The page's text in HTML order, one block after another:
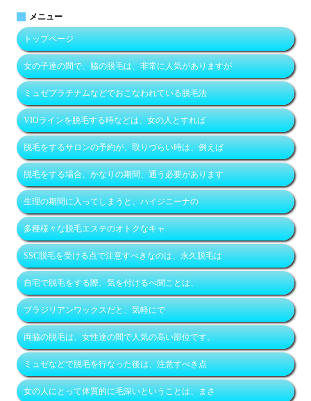
メニュー
トップページ
女の子達の間で、脇の脱毛は、非常に人気がありますが
ミュゼプラチナムなどでおこなわれている脱毛法
VIOラインを脱毛する時などは、女の人とすれば
脱毛をするサロンの予約が、取りづらい時は、例えば
脱毛をする場合、かなりの期間、通う必要があります
生理の期間に入ってしまうと、ハイジニーナの
多種様々な脱毛エステのオトクなキャ
SSC脱毛を受ける点で注意すべきなのは、永久脱毛は
自宅で脱毛をする際、気を付けるべ聞ことは、
ブラジリアンワックスだと、気軽にで
両脇の脱毛は、女性達の間で人気の高い部位です。
ミュゼなどで脱毛を行なった後は、注意すべき点
女の人にとって体質的に毛深いということは、まさ